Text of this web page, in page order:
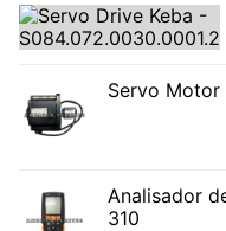
Servo Motor
Analisador
310